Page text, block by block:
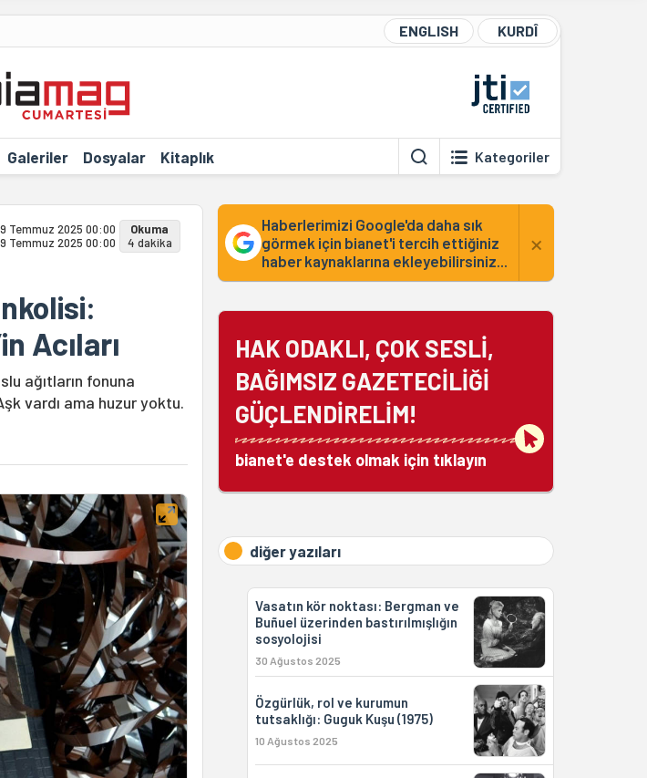
ENGLISH KURDÎ
Galeriler Dosyalar Kitaplık Kategoriler
Temmuz 2025 00:00
Temmuz 2025 00:00
Okuma
4 dakika
Acıları
ağıtların fonuna
vardı ama huzur yoktu.
Haberlerimizi Google'da daha sık
görmek için bianet'i tercih ettiğiniz
haber kaynaklarına ekleyebilirsiniz...
×
HAK ODAKLI, ÇOK SESLİ,
BAĞIMSIZ GAZETECİLİĞİ
GÜÇLENDİRELİM!
bianet'e destek olmak için tıklayın
diğer yazıları
Vasatın kör noktası: Bergman ve
Buñuel üzerinden bastırılmışlığın
sosyolojisi
30 Ağustos 2025
Özgürlük, rol ve kurumun
tutsaklığı: Guguk Kuşu (1975)
10 Ağustos 2025